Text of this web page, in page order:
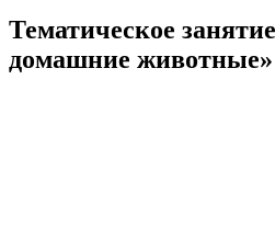
Тематическое
домашние животные»